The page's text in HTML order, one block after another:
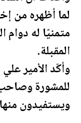
لما أظهره من
متمنيًا له
المقبلة.
وأكّد الأمير
للمشورة
ويستفيدون